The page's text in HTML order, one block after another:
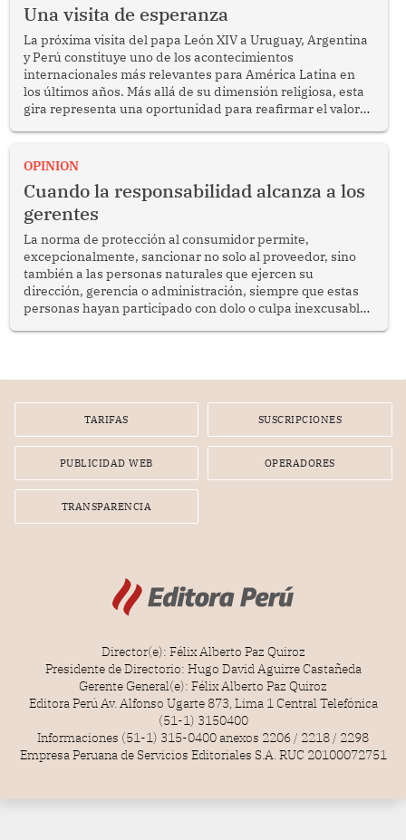
Una visita de esperanza
La próxima visita del papa León XIV a Uruguay, Argentina
y Perú constituye uno de los acontecimientos
internacionales más relevantes para América Latina en
los últimos años. Más allá de su dimensión religiosa, esta
gira representa una oportunidad para reafirmar el valor
enfrenta desafíos en materia de desarrollo, cohesión
OPINION
Cuando la responsabilidad alcanza a los
gerentes
La norma de protección al consumidor permite,
excepcionalmente, sancionar no solo al proveedor, sino
también a las personas naturales que ejercen su
dirección, gerencia o administración, siempre que estas
personas hayan participado con dolo o culpa inexcusable
por la frustrada realización de un meet and greet con
TARIFAS SUSCRIPCIONES
PUBLICIDAD WEB OPERADORES
TRANSPARENCIA
Director(e): Félix Alberto Paz Quiroz
Presidente de Directorio: Hugo David Aguirre Castañeda
Gerente General(e): Félix Alberto Paz Quiroz
Editora Perú Av. Alfonso Ugarte 873, Lima 1 Central Telefónica
(51-1) 3150400
Informaciones (51-1) 315-0400 anexos 2206 / 2218 / 2298
Empresa Peruana de Servicios Editoriales S.A. RUC 20100072751